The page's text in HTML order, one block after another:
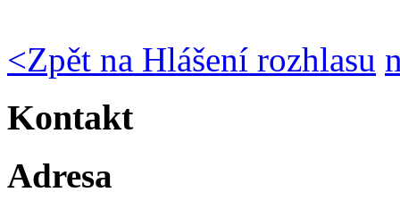
<Zpět na Hlášení rozhlasu
Kontakt
Adresa